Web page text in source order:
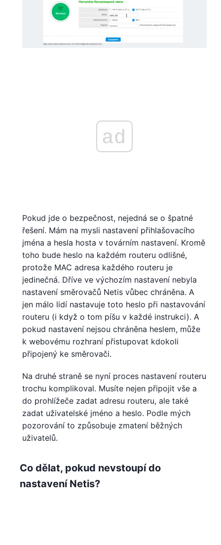
ad
Pokud jde o bezpečnost, nejedná se o špatné
řešení. Mám na mysli nastavení přihlašovacího
jména a hesla hosta v továrním nastavení. Kromě
toho bude heslo na každém routeru odlišné,
protože MAC adresa každého routeru je
jedinečná. Dříve ve výchozím nastavení nebyla
nastavení směrovačů Netis vůbec chráněna. A
jen málo lidí nastavuje toto heslo při nastavování
routeru (i když o tom píšu v každé instrukci). A
pokud nastavení nejsou chráněna heslem, může
k webovému rozhraní přistupovat kdokoli
připojený ke směrovači.
Na druhé straně se nyní proces nastavení routeru
trochu komplikoval. Musíte nejen připojit vše a
do prohlížeče zadat adresu routeru, ale také
zadat uživatelské jméno a heslo. Podle mých
pozorování to způsobuje zmatení běžných
uživatelů.
Co dělat, pokud nevstoupí do
nastavení Netis?